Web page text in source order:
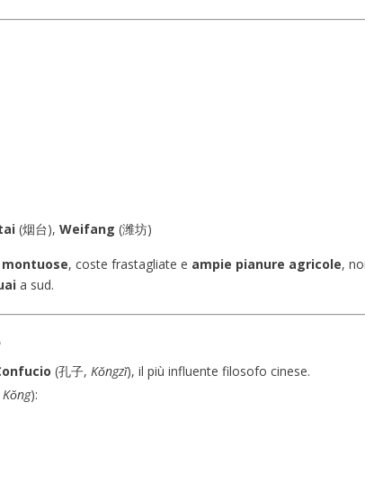
(烟台), Weifang (潍坊)
, coste frastagliate e ampie pianure agricole,
a sud.
(孔子, Kǒngzǐ), il più influente filosofo cinese.
Kǒng):